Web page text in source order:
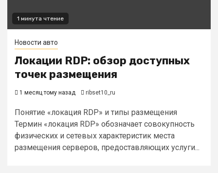
1 минута чтение
Новости авто
Локации RDP: обзор доступных
точек размещения
1 месяц тому назад ribset10_ru
Понятие «локация RDP» и типы размещения
Термин «локация RDP» обозначает совокупность
физических и сетевых характеристик места
размещения серверов, предоставляющих услуги...